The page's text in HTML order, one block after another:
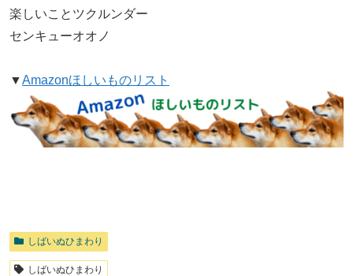
楽しいことツクルンダー
センキューオオノ
▼Amazonほしいものリスト
しばいぬひまわり
しばいぬひまわり